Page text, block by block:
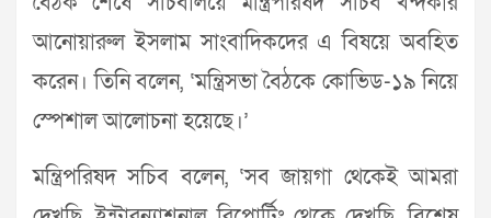
আনোয়ারুল ইসলাম সাংবাদিকদের এ বিষয়ে অবহিত
করেন। তিনি বলেন, ‘মন্ত্রিসভা বৈঠকে কোভিড-১৯ নিয়ে
স্পেশাল আলোচনা হয়েছে।’
মন্ত্রিপরিষদ সচিব বলেন, ‘সব জায়গা থেকেই আমরা